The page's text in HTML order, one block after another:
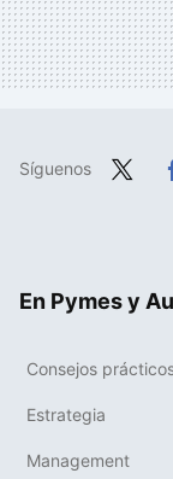
Síguenos
En Pymes y
Consejos
Estrategia
Management